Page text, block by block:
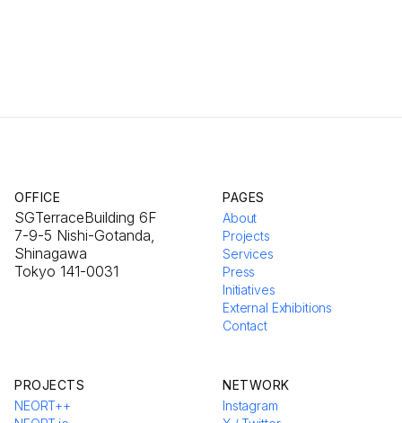
OFFICE
SGTerraceBuilding 6F
7-9-5 Nishi-Gotanda,
Shinagawa
Tokyo 141-0031
PAGES
About
Projects
Services
Press
Initiatives
External Exhibitions
Contact
PROJECTS
NEORT++
NETWORK
Instagram